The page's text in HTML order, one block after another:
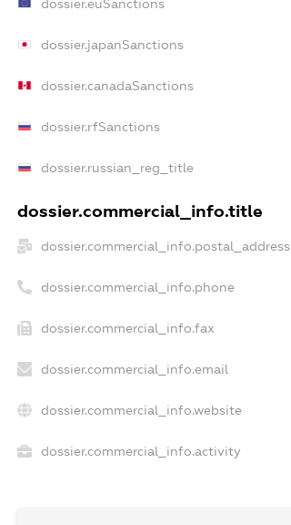
dossier.euSanctions
dossier.japanSanctions
dossier.canadaSanctions
dossier.rfSanctions
dossier.russian_reg_title
dossier.commercial_info.title
dossier.commercial_info.postal_address
dossier.commercial_info.phone
dossier.commercial_info.fax
dossier.commercial_info.email
dossier.commercial_info.website
dossier.commercial_info.activity